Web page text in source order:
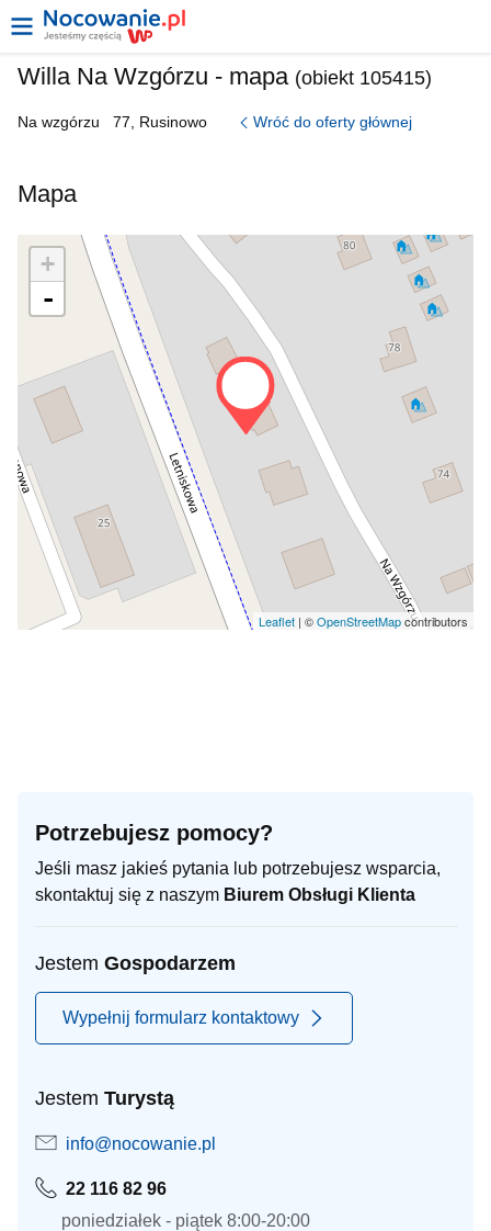
Willa Na Wzgórzu - mapa (obiekt 105415)
Na wzgórzu 77, Rusinowo Wróć do oferty głównej
Mapa
+
-
Leaflet | ©OpenStreetMapcontributors
Potrzebujesz pomocy?
Jeśli masz jakieś pytania lub potrzebujesz wsparcia,
skontaktuj się z naszym Biurem Obsługi Klienta
Jestem Gospodarzem
Wypełnij formularz kontaktowy
Jestem Turystą
info@nocowanie.pl
22 116 82 96
poniedziałek - piątek 8:00-20:00